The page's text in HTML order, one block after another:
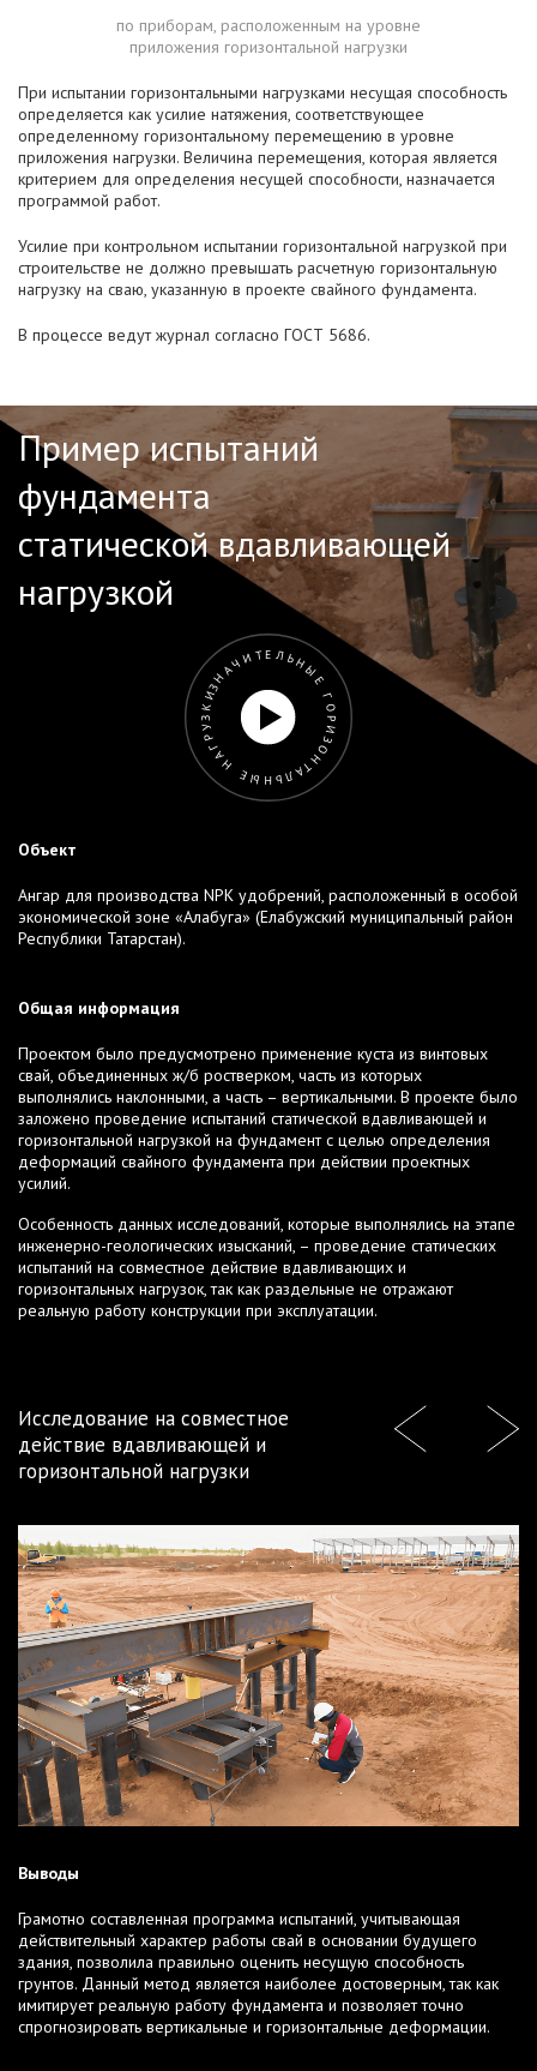
по приборам, расположенным на уровне
приложения горизонтальной нагрузки
При испытании горизонтальными нагрузками несущая способность
определяется как усилие натяжения, соответствующее
определенному горизонтальному перемещению в уровне
приложения нагрузки. Величина перемещения, которая является
критерием для определения несущей способности, назначается
программой работ.
Усилие при контрольном испытании горизонтальной нагрузкой при
строительстве не должно превышать расчетную горизонтальную
нагрузку на сваю, указанную в проекте свайного фундамента.
В процессе ведут журнал согласно ГОСТ 5686.
Пример испытаний
фундамента
статической вдавливающей
нагрузкой
ЗНАЧИТЕЛЬНЫЕ ГОРИЗОНТАЛЬНЫЕ НАГРУЗКИ
Объект
Ангар для производства NPK удобрений, расположенный в особой
экономической зоне «Алабуга» (Елабужский муниципальный район
Республики Татарстан).
Общая информация
Проектом было предусмотрено применение куста из винтовых
свай, объединенных ж/б ростверком, часть из которых
выполнялись наклонными, а часть – вертикальными. В проекте было
заложено проведение испытаний статической вдавливающей и
горизонтальной нагрузкой на фундамент с целью определения
деформаций свайного фундамента при действии проектных
усилий.
Особенность данных исследований, которые выполнялись на этапе
инженерно-геологических изысканий, – проведение статических
испытаний на совместное действие вдавливающих и
горизонтальных нагрузок, так как раздельные не отражают
реальную работу конструкции при эксплуатации.
Исследование на совместное
действие вдавливающей и
горизонтальной нагрузки
Выводы
Грамотно составленная программа испытаний, учитывающая
действительный характер работы свай в основании будущего
здания, позволила правильно оценить несущую способность
грунтов. Данный метод является наиболее достоверным, так как
имитирует реальную работу фундамента и позволяет точно
спрогнозировать вертикальные и горизонтальные деформации.